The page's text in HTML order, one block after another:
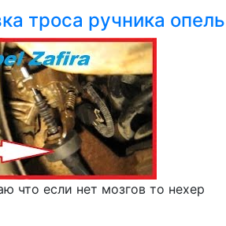
троса ручника опель
что если нет мозгов то неxeр